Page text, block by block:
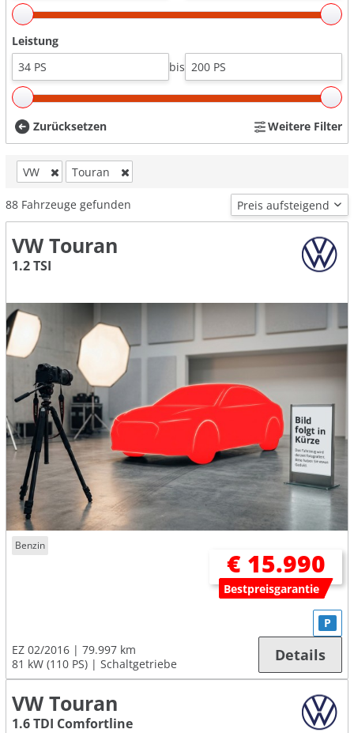
Leistung
bis
Zurücksetzen Weitere Filter
VW Touran
88 Fahrzeuge gefunden
VW Touran
1.2 TSI
Benzin
€ 15.990
Bestpreisgarantie
EZ 02/2016
79.997 km
81 kW (110 PS)
Schaltgetriebe
P
Details
VW Touran
1.6 TDI Comfortline